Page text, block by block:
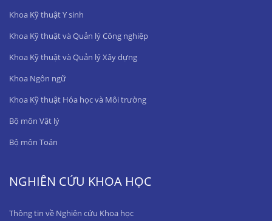
Khoa Kỹ thuật Y sinh
Khoa Kỹ thuật và Quản lý Công nghiệp
Khoa Kỹ thuật và Quản lý Xây dựng
Khoa Ngôn ngữ
Khoa Kỹ thuật Hóa học và Môi trường
Bộ môn Vật lý
Bộ môn Toán
NGHIÊN CỨU KHOA HỌC
Thông tin về Nghiên cứu Khoa học